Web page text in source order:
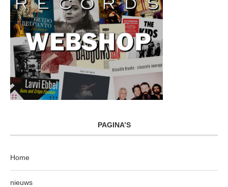
PAGINA’S
Home
nieuws